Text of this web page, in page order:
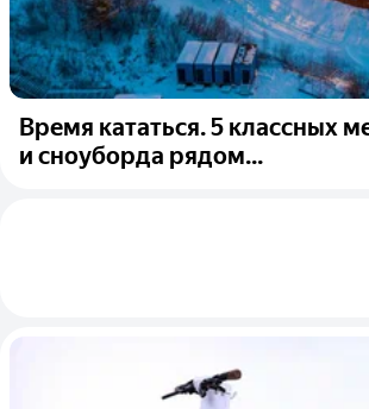
Время кататься. 5 классных
и сноуборда рядом...